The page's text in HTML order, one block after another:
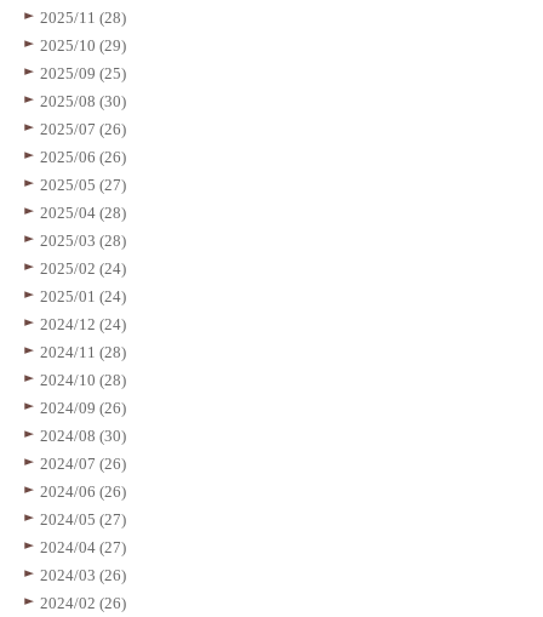
2025/11 (28)
2025/10 (29)
2025/09 (25)
2025/08 (30)
2025/07 (26)
2025/06 (26)
2025/05 (27)
2025/04 (28)
2025/03 (28)
2025/02 (24)
2025/01 (24)
2024/12 (24)
2024/11 (28)
2024/10 (28)
2024/09 (26)
2024/08 (30)
2024/07 (26)
2024/06 (26)
2024/05 (27)
2024/04 (27)
2024/03 (26)
2024/02 (26)